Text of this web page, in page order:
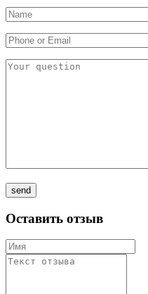
Оставить отзыв